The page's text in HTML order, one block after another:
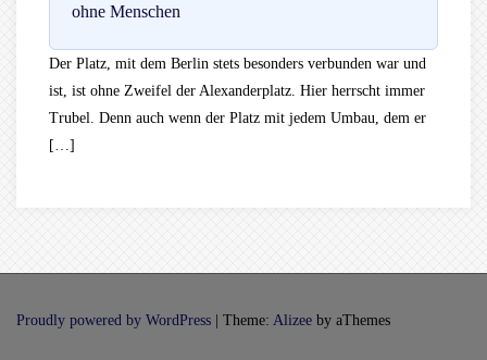
ohne Menschen
Der Platz, mit dem Berlin stets besonders verbunden war und
ist, ist ohne Zweifel der Alexanderplatz. Hier herrscht immer
Trubel. Denn auch wenn der Platz mit jedem Umbau, dem er
[…]
Proudly powered by WordPress | Theme: Alizee by aThemes